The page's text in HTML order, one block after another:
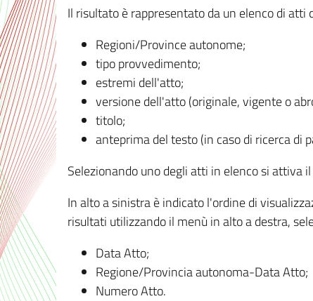
Il risultato è rappresentato da un elenco di
Regioni/Province autonome;
tipo provvedimento;
estremi dell'atto;
versione dell'atto (originale, vigente o
titolo;
anteprima del testo (in caso di ricerca di
Selezionando uno degli atti in elenco si attiva
In alto a sinistra è indicato l'ordine di
risultati utilizzando il menù in alto a destra,
Data Atto;
Regione/Provincia autonoma-Data Atto;
Numero Atto.